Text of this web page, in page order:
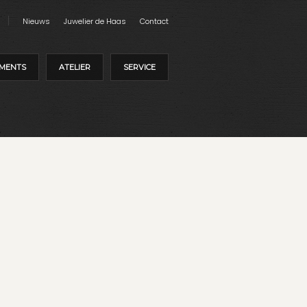
Nieuws Juwelier de Haas Contact
ATELIER SERVICE